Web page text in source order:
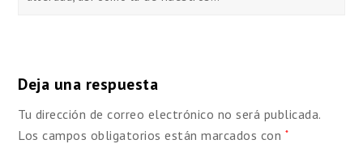
Deja una respuesta
Tu dirección de correo electrónico no será publicada.
Los campos obligatorios están marcados con *